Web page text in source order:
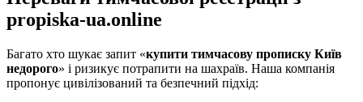
propiska-ua.online
Багато хто шукає запит «купити тимчасову прописку Київ
недорого» і ризикує потрапити на шахраїв. Наша компанія
пропонує цивілізований та безпечний підхід: